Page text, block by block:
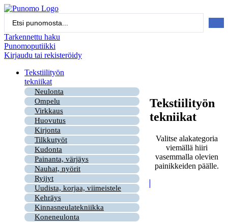
Mene
Tarkennettu haku
Punomoputiikki
Kirjaudu tai rekisteröidy
Tekstiilityön
tekniikat
Neulonta
Ompelu
Virkkaus
Huovutus
Kirjonta
Tilkkutyöt
Kudonta
Painanta, värjäys
Nauhat, nyörit
Ryijyt
Uudista, korjaa, viimeistele
Kehräys
Kinnasneulatekniikka
Koneneulonta
Tekstiilityön
tekniikat
Valitse alakategoria
viemällä hiiri
vasemmalla olevien
painikkeiden päälle.